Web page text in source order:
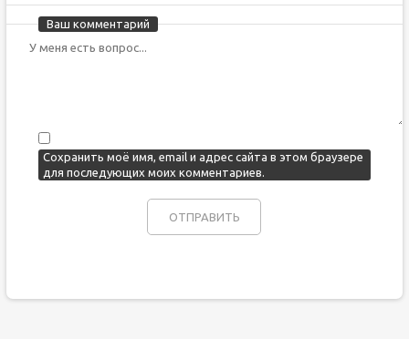
Ваш комментарий
Сохранить моё имя, email и адрес сайта в этом браузере
для последующих моих комментариев.